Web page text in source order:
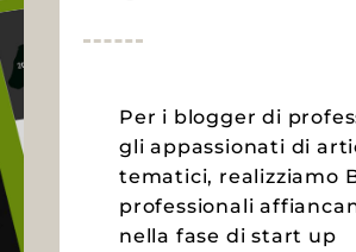
Per i blogger di
gli appassionati di
tematici, realizziamo
professionali
nella fase di start up